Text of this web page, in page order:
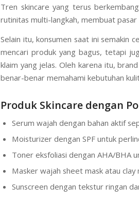
Tren skincare yang terus
rutinitas multi-langkah, membuat pasar
Selain itu, konsumen saat ini semakin
mencari produk yang bagus, tetapi
klaim yang jelas. Oleh karena itu,
benar-benar memahami kebutuhan
Produk Skincare dengan
Serum wajah dengan bahan aktif
Moisturizer dengan SPF untuk
Toner eksfoliasi dengan AHA/BHA
Masker wajah sheet mask atau
Sunscreen dengan tekstur ringan